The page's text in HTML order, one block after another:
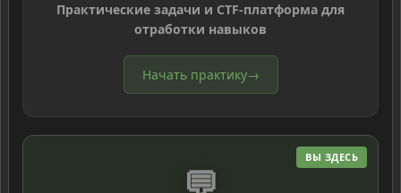
Практические задачи и CTF-платформа для
отработки навыков
Начать практику→
ВЫ ЗДЕСЬ